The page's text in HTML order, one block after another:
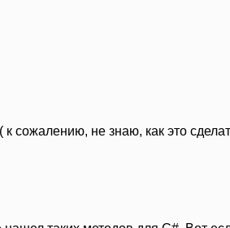
сожалению, не знаю, как это